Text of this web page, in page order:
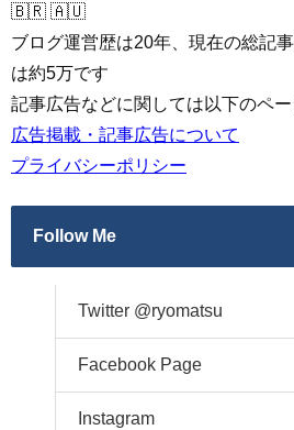
🇧🇷 🇦🇺
ブログ運営歴は20年、現在の総記
は約5万です
記事広告などに関しては以下のペー
広告掲載・記事広告について
プライバシーポリシー
Follow Me
Twitter @ryomatsu
Facebook Page
Instagram